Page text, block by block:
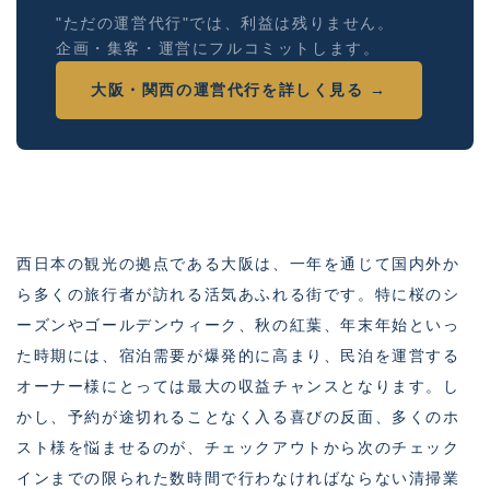
"ただの運営代行"では、利益は残りません。
企画・集客・運営にフルコミットします。
大阪・関西の運営代行を詳しく見る →
西日本の観光の拠点である大阪は、一年を通じて国内外か
ら多くの旅行者が訪れる活気あふれる街です。特に桜のシ
ーズンやゴールデンウィーク、秋の紅葉、年末年始といっ
た時期には、宿泊需要が爆発的に高まり、民泊を運営する
オーナー様にとっては最大の収益チャンスとなります。し
かし、予約が途切れることなく入る喜びの反面、多くのホ
スト様を悩ませるのが、チェックアウトから次のチェック
インまでの限られた数時間で行わなければならない清掃業